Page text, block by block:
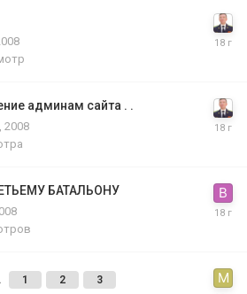
админам сайта . .
2008
БАТАЛЬОНУ
1 2 3